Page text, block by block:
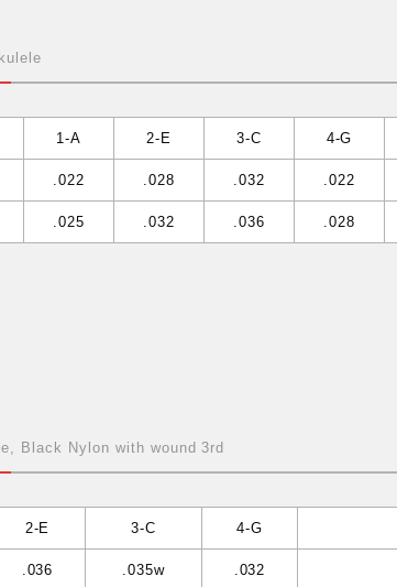
1-A 2-E 3-C 4-G
.022 .028 .032 .022
.025 .032 .036 .028
Black Nylon with wound 3rd
2-E 3-C 4-G
.036 .035w .032